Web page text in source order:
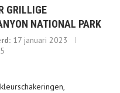
GRILLIGE
NATIONAL PARK
17 januari 2023